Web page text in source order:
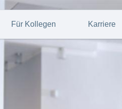
Für Kollegen Karriere